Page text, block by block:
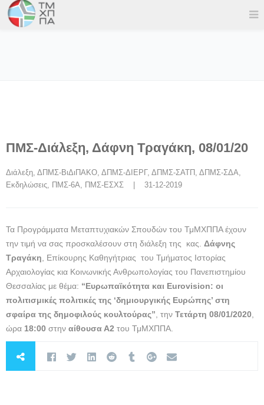
ΠΜΣ-Διάλεξη, Δάφνη Τραγάκη, 08/01/20
Διάλεξη, ΔΠΜΣ-ΒιΔιΠΑΚΟ, ΔΠΜΣ-ΔΙΕΡΓ, ΔΠΜΣ-ΣΑΤΠ , ΔΠΜΣ-ΣΔΑ
Εκδηλώσεις, ΠΜΣ-6Α, ΠΜΣ-ΕΣΧΣ
    |    31-12-2019
Τα Προγράμματα Μεταπτυχιακών Σπουδών του ΤμΜΧΠΠΑ έχουν
την τιμή να σας προσκαλέσουν στη διάλεξη της κας. Δάφνης
Τραγάκη , Επίκουρης Καθηγήτριας του Τμήματος Ιστορίας
Αρχαιολογίας κια Κοινωνικής Ανθρωπολογίας του Πανεπιστημίου
Θεσσαλίας με θέμα: “Ευρωπαϊκότητα και Eurovision: οι
πολιτισμικές πολιτικές της ‘δημιουργικής Ευρώπης’ στη
σφαίρα της δημοφιλούς κουλτούρας” , την Τετάρτη 08/01/2020
ώρα 18:00 στην αίθουσα Α2 του ΤμΜΧΠΠΑ.